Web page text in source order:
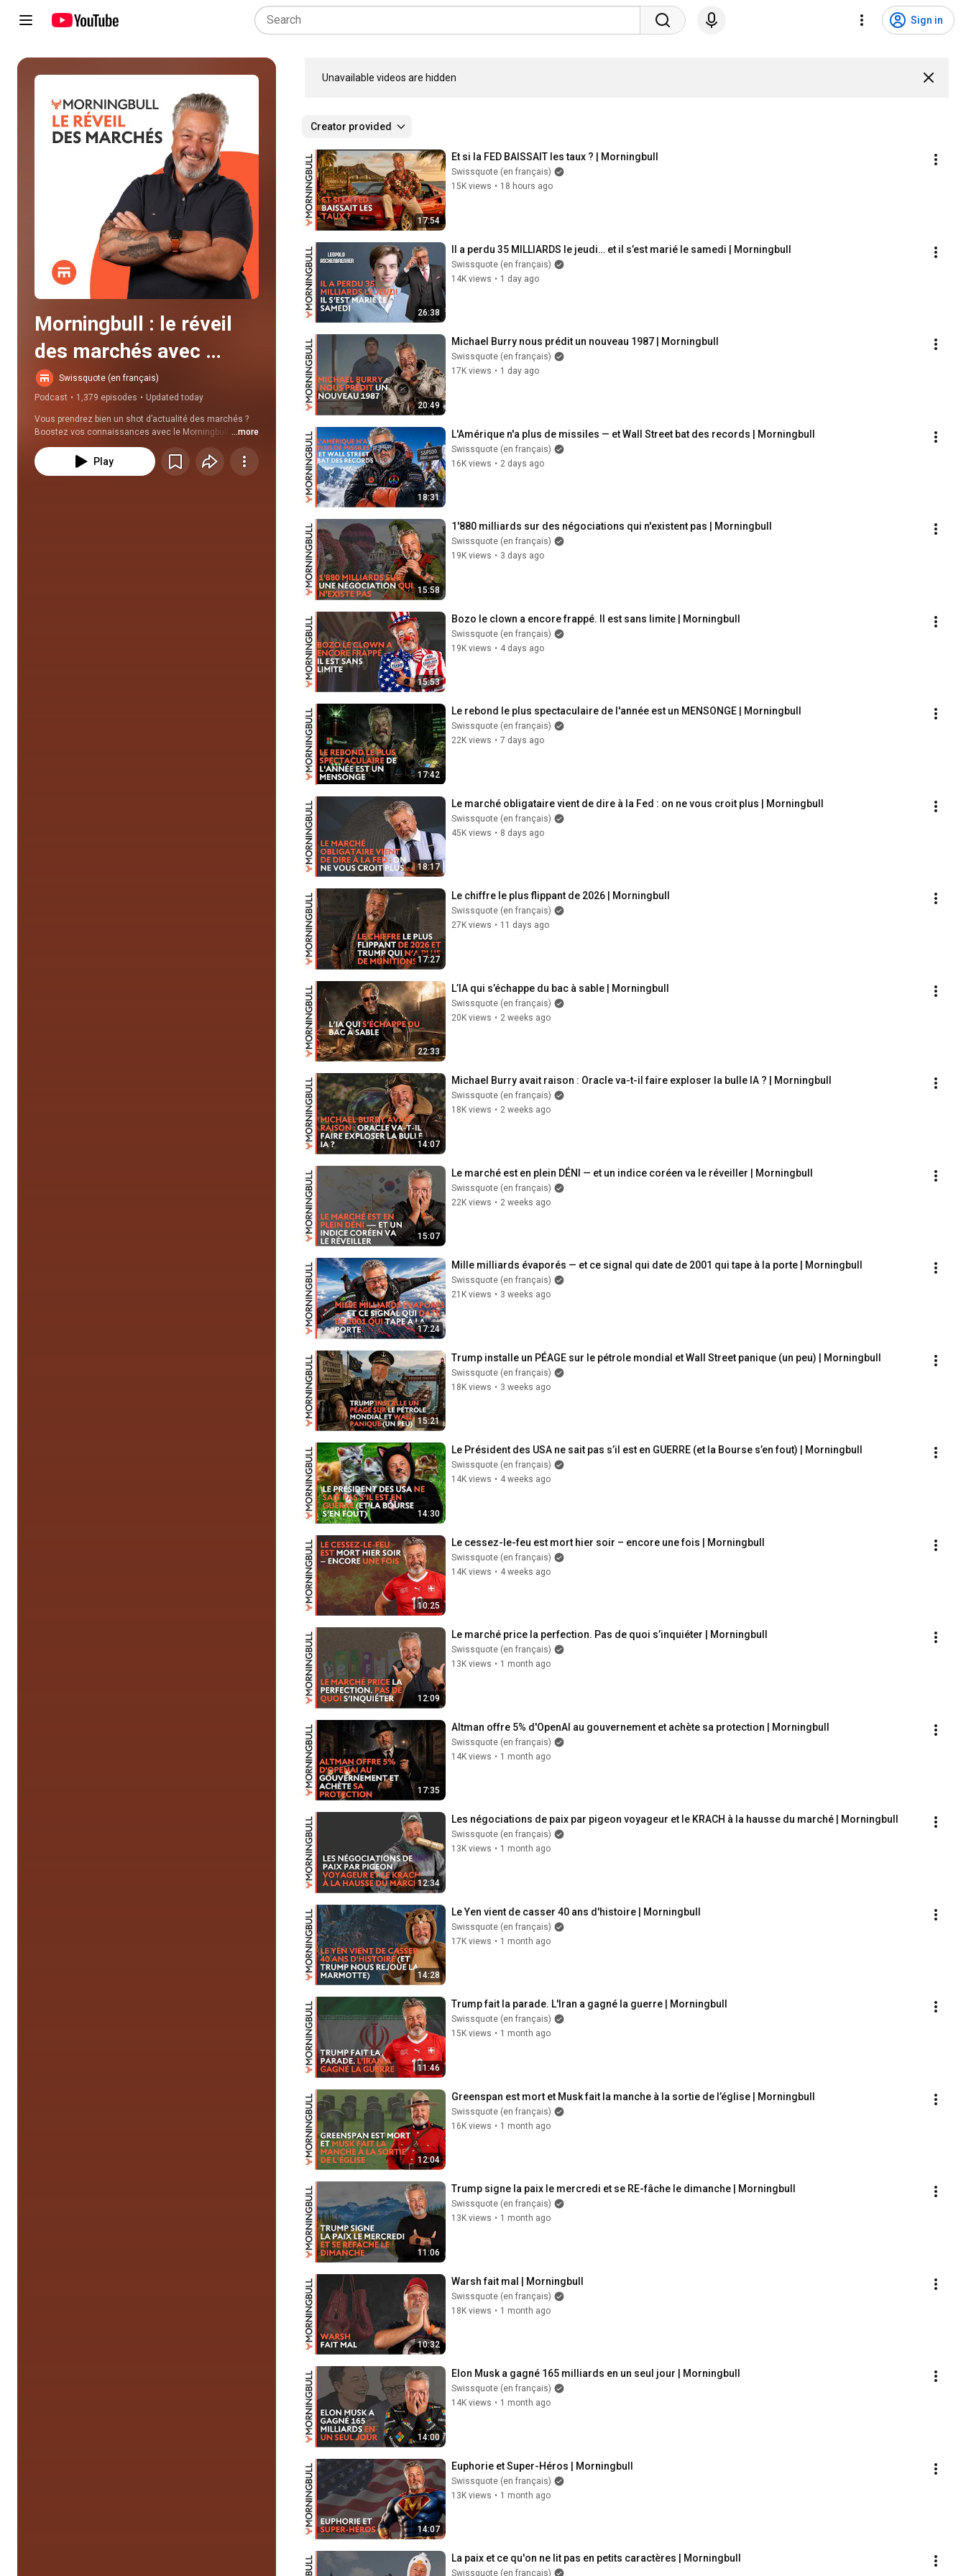
Sign in
Unavailable videos are hidden
Play all
Morningbull : le réveil
des marchés avec
Thomas Veillet |
Swissquote
Swissquote (en français)
Podcast • 1,379 episodes • Updated today
Vous prendrez bien un shot d’actualité des marchés ?
Boostez vos connaissances avec le Morningbull de
Thomas Veillet, servi du lundi au vendredi on the rocks
à 10h30 !
...more
Play
Creator provided
17:54
Et si la FED BAISSAIT les taux ? | Morningbull
Swissquote (en français)
15K views • 18 hours ago
26:38
Il a perdu 35 MILLIARDS le jeudi… et il s’est marié le samedi | Morningbull
Swissquote (en français)
14K views • 1 day ago
20:49
Michael Burry nous prédit un nouveau 1987 | Morningbull
Swissquote (en français)
17K views • 1 day ago
18:31
L'Amérique n'a plus de missiles — et Wall Street bat des records | Morningbull
Swissquote (en français)
16K views • 2 days ago
15:58
1'880 milliards sur des négociations qui n'existent pas | Morningbull
Swissquote (en français)
19K views • 3 days ago
15:53
Bozo le clown a encore frappé. Il est sans limite | Morningbull
Swissquote (en français)
19K views • 4 days ago
17:42
Le rebond le plus spectaculaire de l'année est un MENSONGE | Morningbull
Swissquote (en français)
22K views • 7 days ago
18:17
Le marché obligataire vient de dire à la Fed : on ne vous croit plus | Morningbull
Swissquote (en français)
45K views • 8 days ago
17:27
Le chiffre le plus flippant de 2026 | Morningbull
Swissquote (en français)
27K views • 11 days ago
22:33
L’IA qui s’échappe du bac à sable | Morningbull
Swissquote (en français)
20K views • 2 weeks ago
14:07
Michael Burry avait raison : Oracle va-t-il faire exploser la bulle IA ? | Morningbull
Swissquote (en français)
18K views • 2 weeks ago
15:07
Le marché est en plein DÉNI — et un indice coréen va le réveiller | Morningbull
Swissquote (en français)
22K views • 2 weeks ago
17:24
Mille milliards évaporés — et ce signal qui date de 2001 qui tape à la porte | Morningbull
Swissquote (en français)
21K views • 3 weeks ago
15:21
Trump installe un PÉAGE sur le pétrole mondial et Wall Street panique (un peu) | Morningbull
Swissquote (en français)
18K views • 3 weeks ago
14:30
Le Président des USA ne sait pas s’il est en GUERRE (et la Bourse s’en fout) | Morningbull
Swissquote (en français)
14K views • 4 weeks ago
10:25
Le cessez-le-feu est mort hier soir – encore une fois | Morningbull
Swissquote (en français)
14K views • 4 weeks ago
12:09
Le marché price la perfection. Pas de quoi s’inquiéter | Morningbull
Swissquote (en français)
13K views • 1 month ago
17:35
Altman offre 5% d'OpenAI au gouvernement et achète sa protection | Morningbull
Swissquote (en français)
14K views • 1 month ago
12:34
Les négociations de paix par pigeon voyageur et le KRACH à la hausse du marché | Morningbull
Swissquote (en français)
13K views • 1 month ago
14:28
Le Yen vient de casser 40 ans d'histoire | Morningbull
Swissquote (en français)
17K views • 1 month ago
11:46
Trump fait la parade. L'Iran a gagné la guerre | Morningbull
Swissquote (en français)
15K views • 1 month ago
12:04
Greenspan est mort et Musk fait la manche à la sortie de l’église | Morningbull
Swissquote (en français)
16K views • 1 month ago
11:06
Trump signe la paix le mercredi et se RE-fâche le dimanche | Morningbull
Swissquote (en français)
13K views • 1 month ago
10:32
Warsh fait mal | Morningbull
Swissquote (en français)
18K views • 1 month ago
14:00
Elon Musk a gagné 165 milliards en un seul jour | Morningbull
Swissquote (en français)
14K views • 1 month ago
14:07
Euphorie et Super-Héros | Morningbull
Swissquote (en français)
13K views • 1 month ago
La paix et ce qu'on ne lit pas en petits caractères | Morningbull
Swissquote (en français)